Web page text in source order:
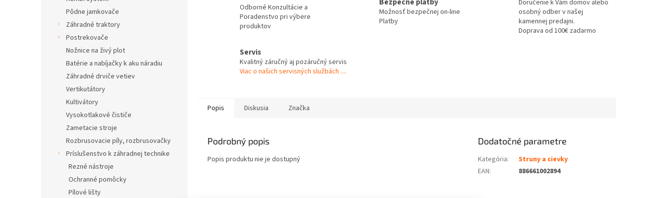
Pôdne jamkovače
Záhradné traktory
Postrekovače
Nožnice na živý plot
Batérie a nabíjačky k aku náradiu
Záhradné drviče vetiev
Vertikutátory
Kultivátory
Vysokotlakové čističe
Zametacie stroje
Rozbrusovacie píly, rozbrusovačky
Príslušenstvo k záhradnej technike
Rezné nástroje
Ochranné pomôcky
Pílové lišty
Odborné Konzultácie a
Poradenstvo pri výbere
produktov
Možnosť bezpečnej on-line
Platby
Doručenie k Vám domov alebo
osobný odber v našej
kamennej predajni.
Doprava od 100€ zadarmo
Servis
Kvalitný záručný aj pozáručný servis
Viac o našich servisných službách ....
Popis Diskusia Značka
Podrobný popis
Popis produktu nie je dostupný
Dodatočné parametre
Kategória:
Struny a cievky
EAN: 886661002894